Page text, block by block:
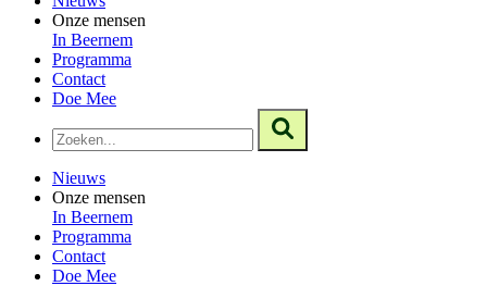
Onze mensen
In Beernem
Programma
Contact
Doe Mee
Nieuws
Onze mensen
In Beernem
Programma
Contact
Doe Mee